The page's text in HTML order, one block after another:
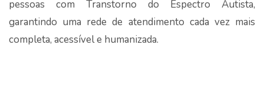
pessoas com Transtorno do Espectro Autista,
garantindo uma rede de atendimento cada vez mais
completa, acessível e humanizada.